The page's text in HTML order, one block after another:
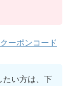
ーポンコード
たい方は、下